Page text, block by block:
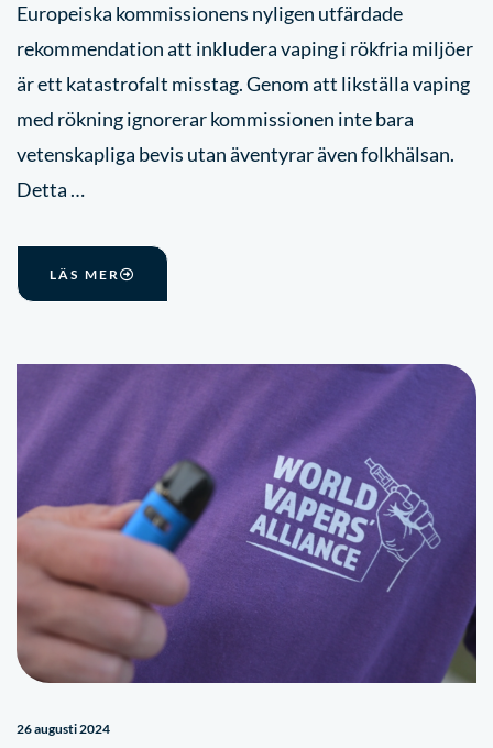
Europeiska kommissionens nyligen utfärdade
rekommendation att inkludera vaping i rökfria miljöer
är ett katastrofalt misstag. Genom att likställa vaping
med rökning ignorerar kommissionen inte bara
vetenskapliga bevis utan äventyrar även folkhälsan.
Detta …
LÄS MER
26 augusti 2024